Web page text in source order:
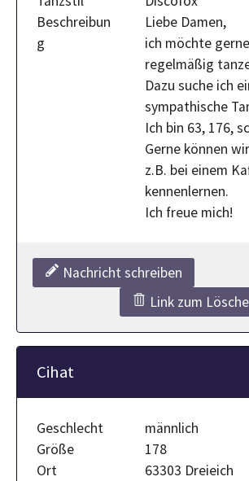
Beschreibun
g
Liebe Damen,
ich möchte
regelmäßig
Dazu suche ich
sympathische
Ich bin 63, 176,
Gerne können
z.B. bei einem
kennenlernen.
Ich freue mich!
Nachricht schreiben
Link zum
Cihat
Geschlecht
männlich
Größe
178
Ort
63303 Dreieich